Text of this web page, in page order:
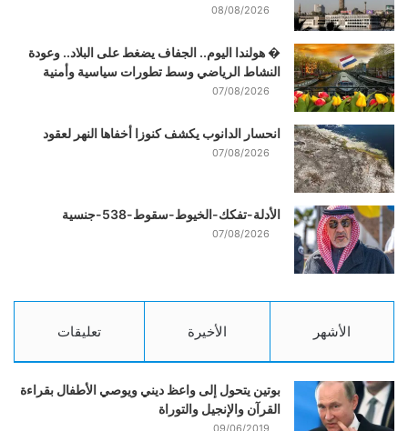
08/08/2026
� هولندا اليوم.. الجفاف يضغط على البلاد.. وعودة
النشاط الرياضي وسط تطورات سياسية وأمنية
07/08/2026
انحسار الدانوب يكشف كنوزا أخفاها النهر لعقود
07/08/2026
الأدلة-تفكك-الخيوط-سقوط-538-جنسية
07/08/2026
الأشهر الأخيرة تعليقات
بوتين يتحول إلى واعظ ديني ويوصي الأطفال بقراءة
القرآن والإنجيل والتوراة
09/06/2019